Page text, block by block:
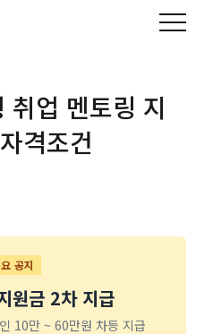
업 멘토링 지
격조건
공지
원금 2차 지급
10만 ~ 60만원 차등 지급